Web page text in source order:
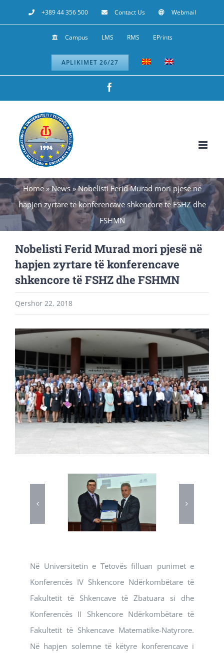
to
+389 44 356 500 Contact Us Webmail
Campus LMS RMS EPrints
APLIKIMET 26/27
Home»News»Nobelisti Ferid Murad mori pjesë në
hapjen zyrtare të konferencave shkencore të FSHZ dhe
FSHMN
Nobelisti Ferid Murad mori pjesë në
hapjen zyrtare të konferencave
shkencore të FSHZ dhe FSHMN
Qershor 22, 2018
View
Larger
Image
Në Universitetin e Tetovës filluan punimet e
Konferencës IV Shkencore Ndërkombëtare të
Fakultetit të Shkencave të Zbatuara si dhe
Konferencës II Shkencore Ndërkombëtare të
Fakultetit të Shkencave Matematike-Natyrore.
Në hapjen solemne të këtyre konferencave i